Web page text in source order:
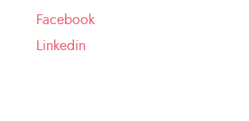
Facebook
Linkedin